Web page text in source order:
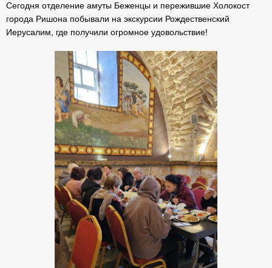
Сегодня отделение амуты Беженцы и пережившие Холокост
города Ришона побывали на экскурсии Рождественский
Иерусалим, где получили огромное удовольствие!